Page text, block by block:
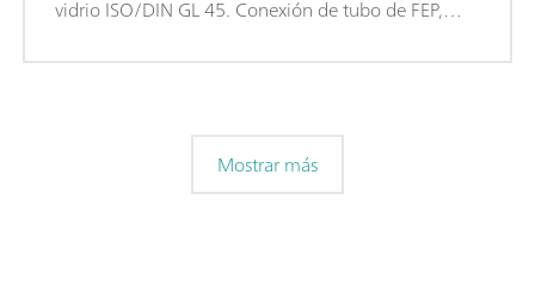
vidrio ISO/DIN GL 45. Conexión de tubo de FEP,
Mostrar más